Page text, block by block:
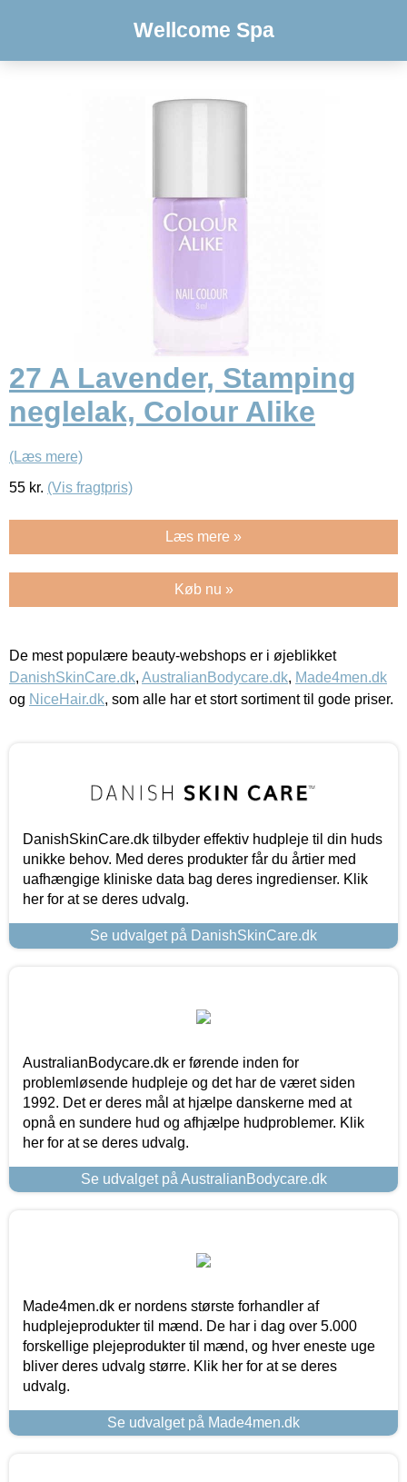
Wellcome Spa
27 A Lavender, Stamping
neglelak, Colour Alike
(Læs mere)
55 kr. (Vis fragtpris)
Læs mere »
Køb nu »
De mest populære beauty-webshops er i øjeblikket
DanishSkinCare.dk, AustralianBodycare.dk, Made4men.dk
og NiceHair.dk, som alle har et stort sortiment til gode priser.
DanishSkinCare.dk tilbyder effektiv hudpleje til din huds
unikke behov. Med deres produkter får du årtier med
uafhængige kliniske data bag deres ingredienser. Klik
her for at se deres udvalg.
Se udvalget på DanishSkinCare.dk
AustralianBodycare.dk er førende inden for
problemløsende hudpleje og det har de været siden
1992. Det er deres mål at hjælpe danskerne med at
opnå en sundere hud og afhjælpe hudproblemer. Klik
her for at se deres udvalg.
Se udvalget på AustralianBodycare.dk
Made4men.dk er nordens største forhandler af
hudplejeprodukter til mænd. De har i dag over 5.000
forskellige plejeprodukter til mænd, og hver eneste uge
bliver deres udvalg større. Klik her for at se deres
udvalg.
Se udvalget på Made4men.dk